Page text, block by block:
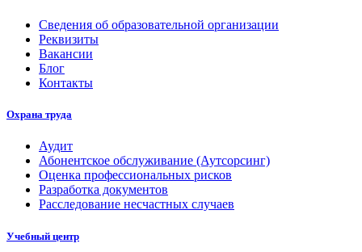
Сведения об образовательной организации
Реквизиты
Вакансии
Блог
Контакты
Охрана труда
Аудит
Абонентское обслуживание (Аутсорсинг)
Оценка профессиональных рисков
Разработка документов
Расследование несчастных случаев
Учебный центр